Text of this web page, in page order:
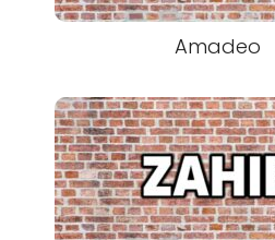
Amadeo